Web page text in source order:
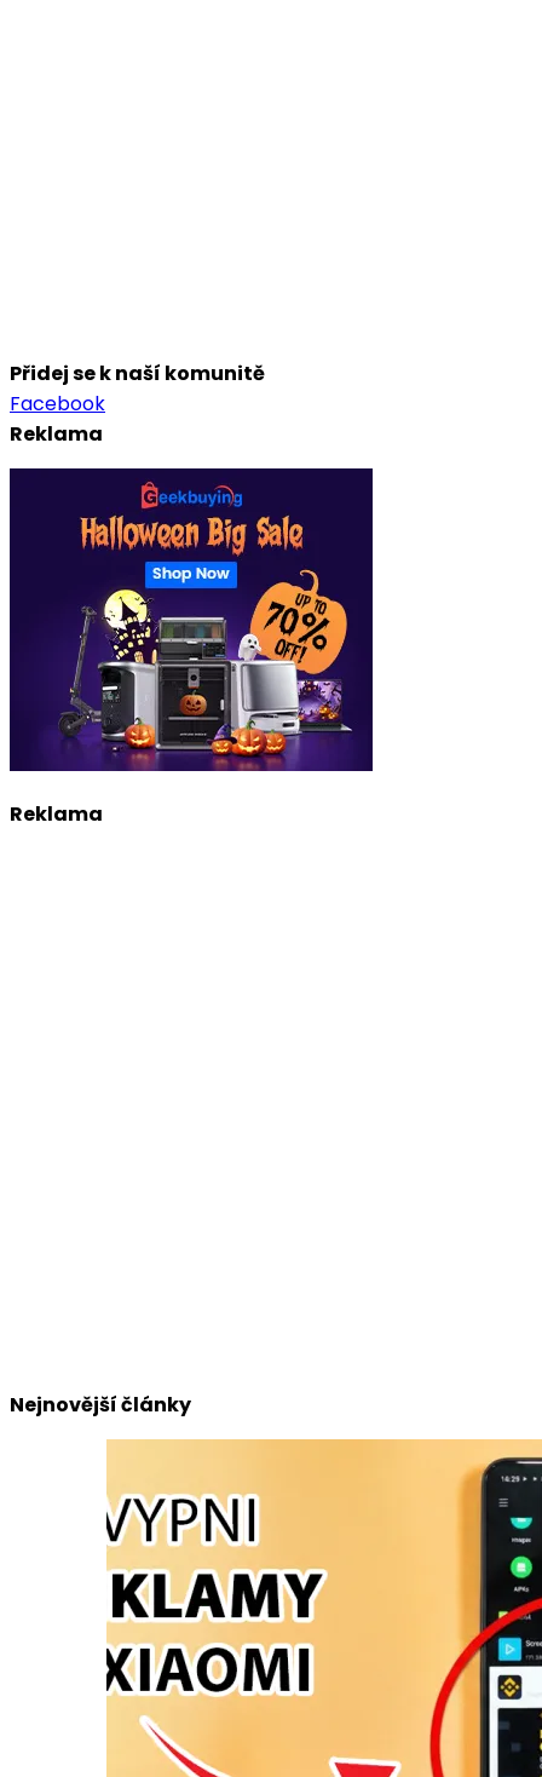
Přidej se k naší komunitě
Facebook
Reklama
Reklama
Nejnovější články